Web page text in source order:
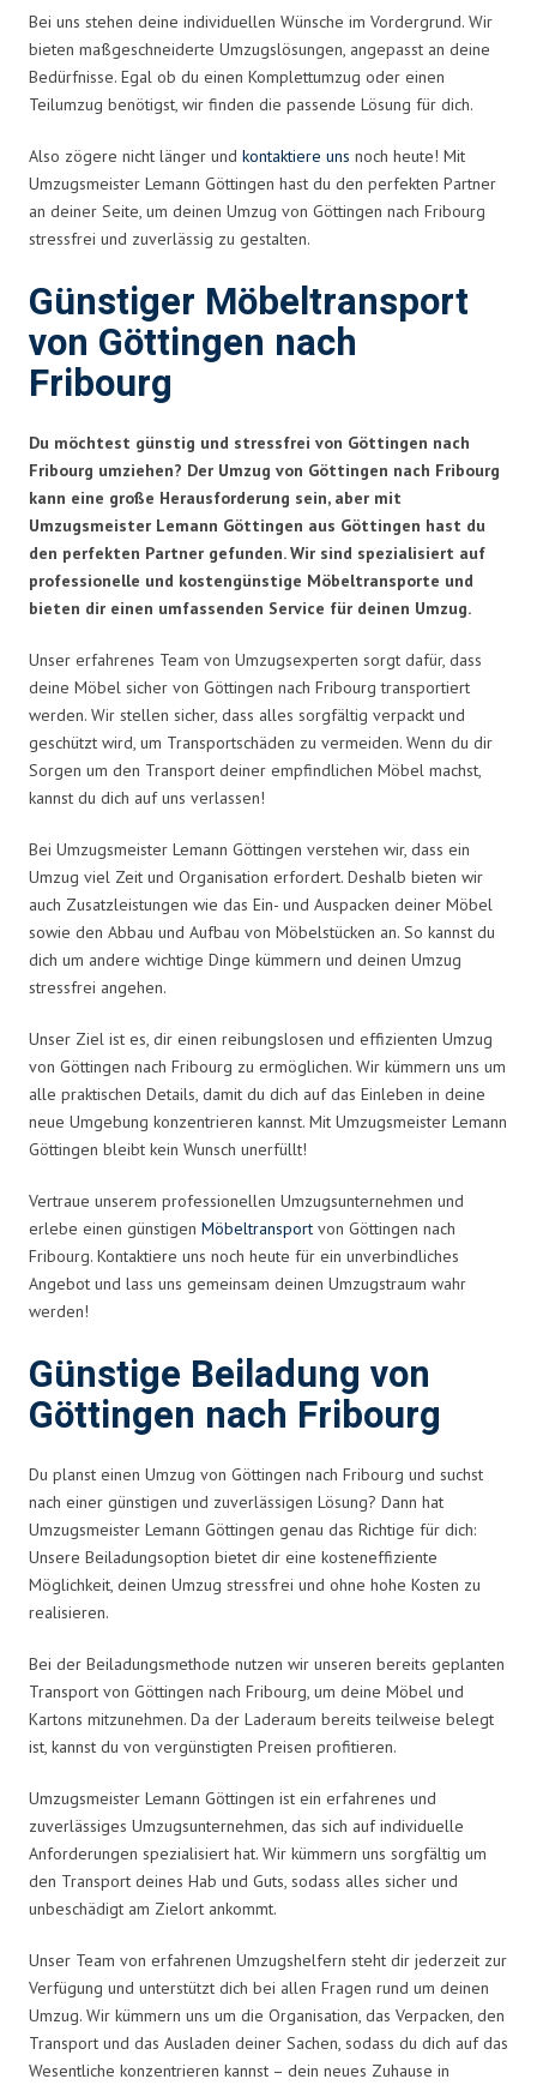
Bei uns stehen deine individuellen Wünsche im Vordergrund. Wir
bieten maßgeschneiderte Umzugslösungen, angepasst an deine
Bedürfnisse. Egal ob du einen Komplettumzug oder einen
Teilumzug benötigst, wir finden die passende Lösung für dich.
Also zögere nicht länger und kontaktiere uns noch heute! Mit
Umzugsmeister Lemann Göttingen hast du den perfekten Partner
an deiner Seite, um deinen Umzug von Göttingen nach Fribourg
stressfrei und zuverlässig zu gestalten.
Günstiger Möbeltransport
von Göttingen nach
Fribourg
Du möchtest günstig und stressfrei von Göttingen nach
Fribourg umziehen? Der Umzug von Göttingen nach Fribourg
kann eine große Herausforderung sein, aber mit
Umzugsmeister Lemann Göttingen aus Göttingen hast du
den perfekten Partner gefunden. Wir sind spezialisiert auf
professionelle und kostengünstige Möbeltransporte und
bieten dir einen umfassenden Service für deinen Umzug.
Unser erfahrenes Team von Umzugsexperten sorgt dafür, dass
deine Möbel sicher von Göttingen nach Fribourg transportiert
werden. Wir stellen sicher, dass alles sorgfältig verpackt und
geschützt wird, um Transportschäden zu vermeiden. Wenn du dir
Sorgen um den Transport deiner empfindlichen Möbel machst,
kannst du dich auf uns verlassen!
Bei Umzugsmeister Lemann Göttingen verstehen wir, dass ein
Umzug viel Zeit und Organisation erfordert. Deshalb bieten wir
auch Zusatzleistungen wie das Ein- und Auspacken deiner Möbel
sowie den Abbau und Aufbau von Möbelstücken an. So kannst du
dich um andere wichtige Dinge kümmern und deinen Umzug
stressfrei angehen.
Unser Ziel ist es, dir einen reibungslosen und effizienten Umzug
von Göttingen nach Fribourg zu ermöglichen. Wir kümmern uns um
alle praktischen Details, damit du dich auf das Einleben in deine
neue Umgebung konzentrieren kannst. Mit Umzugsmeister Lemann
Göttingen bleibt kein Wunsch unerfüllt!
Vertraue unserem professionellen Umzugsunternehmen und
erlebe einen günstigen Möbeltransport von Göttingen nach
Fribourg. Kontaktiere uns noch heute für ein unverbindliches
Angebot und lass uns gemeinsam deinen Umzugstraum wahr
werden!
Günstige Beiladung von
Göttingen nach Fribourg
Du planst einen Umzug von Göttingen nach Fribourg und suchst
nach einer günstigen und zuverlässigen Lösung? Dann hat
Umzugsmeister Lemann Göttingen genau das Richtige für dich:
Unsere Beiladungsoption bietet dir eine kosteneffiziente
Möglichkeit, deinen Umzug stressfrei und ohne hohe Kosten zu
realisieren.
Bei der Beiladungsmethode nutzen wir unseren bereits geplanten
Transport von Göttingen nach Fribourg, um deine Möbel und
Kartons mitzunehmen. Da der Laderaum bereits teilweise belegt
ist, kannst du von vergünstigten Preisen profitieren.
Umzugsmeister Lemann Göttingen ist ein erfahrenes und
zuverlässiges Umzugsunternehmen, das sich auf individuelle
Anforderungen spezialisiert hat. Wir kümmern uns sorgfältig um
den Transport deines Hab und Guts, sodass alles sicher und
unbeschädigt am Zielort ankommt.
Unser Team von erfahrenen Umzugshelfern steht dir jederzeit zur
Verfügung und unterstützt dich bei allen Fragen rund um deinen
Umzug. Wir kümmern uns um die Organisation, das Verpacken, den
Transport und das Ausladen deiner Sachen, sodass du dich auf das
Wesentliche konzentrieren kannst – dein neues Zuhause in